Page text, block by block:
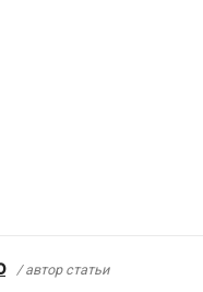
/ автор статьи